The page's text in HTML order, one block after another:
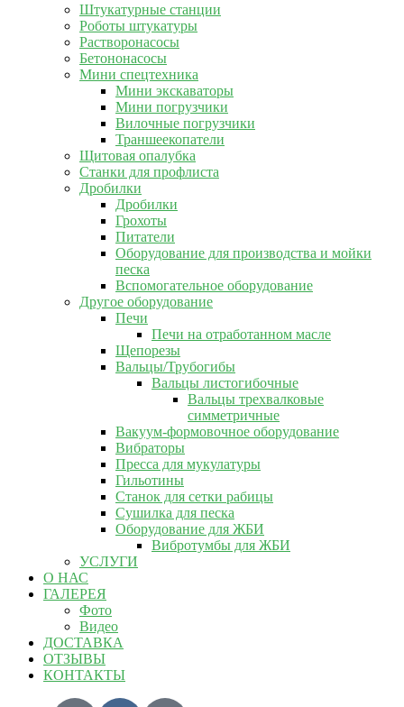
Штукатурные станции
Роботы штукатуры
Растворонасосы
Бетононасосы
Мини спецтехника
Мини экскаваторы
Мини погрузчики
Вилочные погрузчики
Траншеекопатели
Щитовая опалубка
Станки для профлиста
Дробилки
Дробилки
Грохоты
Питатели
Оборудование для производства и мойки
песка
Вспомогательное оборудование
Другое оборудование
Печи
Печи на отработанном масле
Щепорезы
Вальцы/Трубогибы
Вальцы листогибочные
Вальцы трехвалковые
симметричные
Вакуум-формовочное оборудование
Вибраторы
Пресса для мукулатуры
Гильотины
Станок для сетки рабицы
Сушилка для песка
Оборудование для ЖБИ
Вибротумбы для ЖБИ
УСЛУГИ
О НАС
ГАЛЕРЕЯ
Фото
Видео
ДОСТАВКА
ОТЗЫВЫ
КОНТАКТЫ